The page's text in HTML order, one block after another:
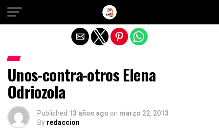
Unos-contra-otros Elena
Odriozola
Published 13 años ago on marzo 22, 2013
By redaccion
Salir de la versión móvil